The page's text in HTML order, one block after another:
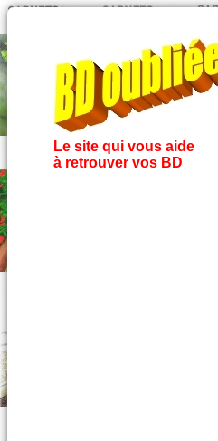
Le site qui vous aide
à retrouver vos BD